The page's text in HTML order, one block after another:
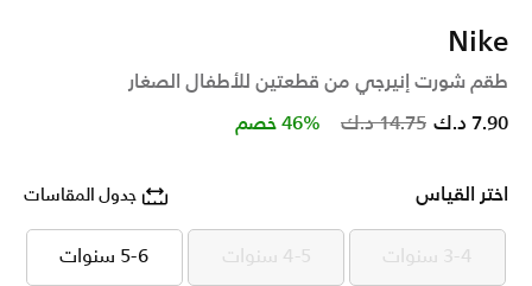
Nike
طقم شورت إنيرجي من قطعتين للأطفال الصغار
Price reduced from
14.75 د.ك to 7.90 د.ك 46% خصم
اختر القياس جدول المقاسات
3-4 سنوات 3-4 سنوات 4-5 سنوات 4-5 سنوات 5-6 سنوات 5-6 سنوات